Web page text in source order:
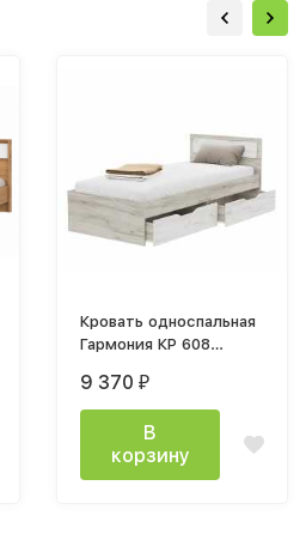
Кровать односпальная
Гармония КР 608
белый/дуб крафт
серый
9 370 ₽
В
корзину